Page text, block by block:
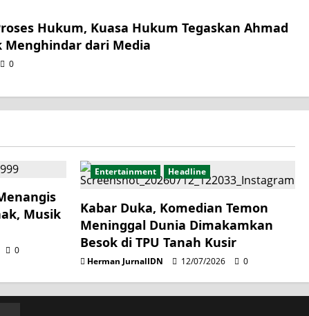
Hukum, Kuasa Hukum Tegaskan Ahmad
Menghindar dari Media
0
Musik
0
Entertainment Headline
Kabar Duka, Komedian Temon
Meninggal Dunia Dimakamkan
Besok di TPU Tanah Kusir
Herman JurnalIDN 12/07/2026 0